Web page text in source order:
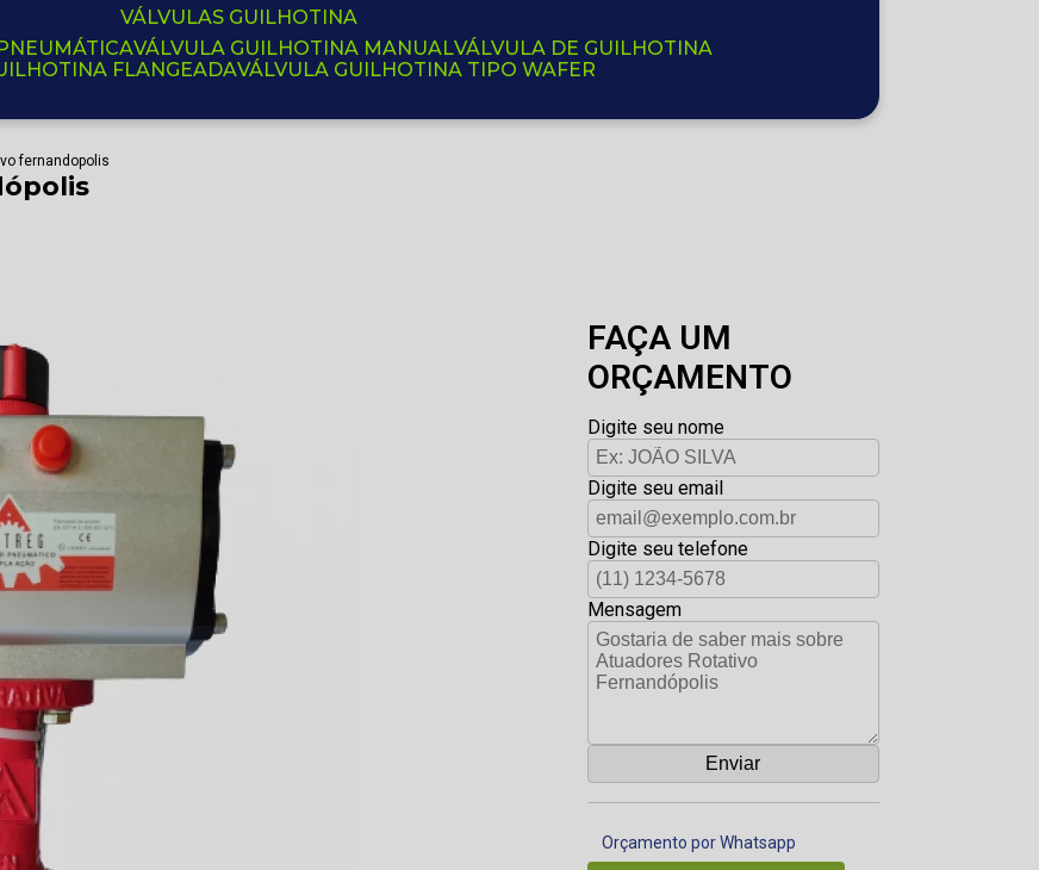
VÁLVULAS GUILHOTINA
VÁLVULA GUILHOTINA MANUAL VÁLVULA DE GUILHOTINA
FLANGEADA VÁLVULA GUILHOTINA TIPO WAFER
fernandopolis
FAÇA UM
ORÇAMENTO
Digite seu nome
Digite seu email
Digite seu telefone
Mensagem
Orçamento por Whatsapp